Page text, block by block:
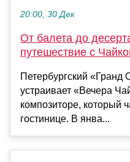
20:00, 30 Дек
От балета до
путешествие с
Петербургский «Гранд
устраивает «Вечера
композиторе, который
гостинице. В янва...